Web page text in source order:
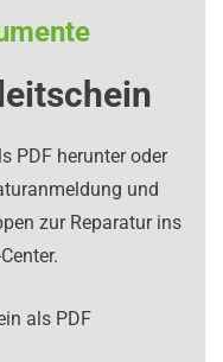
PDF herunter oder
und
zur Reparatur ins
als PDF